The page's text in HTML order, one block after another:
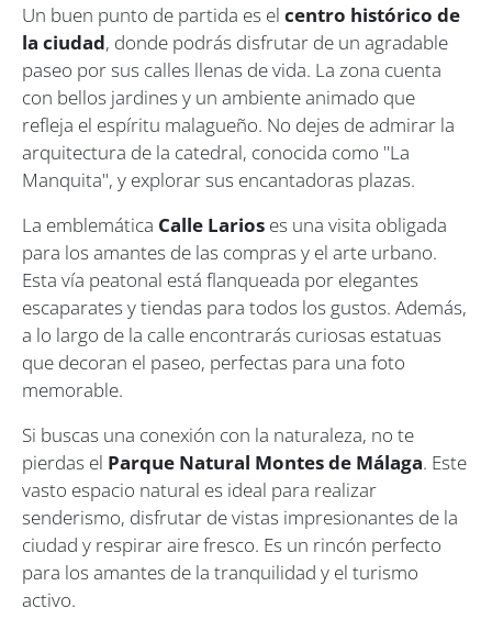
Un buen punto de partida es el centro histórico de
la ciudad, donde podrás disfrutar de un agradable
paseo por sus calles llenas de vida. La zona cuenta
con bellos jardines y un ambiente animado que
refleja el espíritu malagueño. No dejes de admirar la
arquitectura de la catedral, conocida como "La
Manquita", y explorar sus encantadoras plazas.
La emblemática Calle Larios es una visita obligada
para los amantes de las compras y el arte urbano.
Esta vía peatonal está flanqueada por elegantes
escaparates y tiendas para todos los gustos. Además,
a lo largo de la calle encontrarás curiosas estatuas
que decoran el paseo, perfectas para una foto
memorable.
Si buscas una conexión con la naturaleza, no te
pierdas el Parque Natural Montes de Málaga. Este
vasto espacio natural es ideal para realizar
senderismo, disfrutar de vistas impresionantes de la
ciudad y respirar aire fresco. Es un rincón perfecto
para los amantes de la tranquilidad y el turismo
activo.